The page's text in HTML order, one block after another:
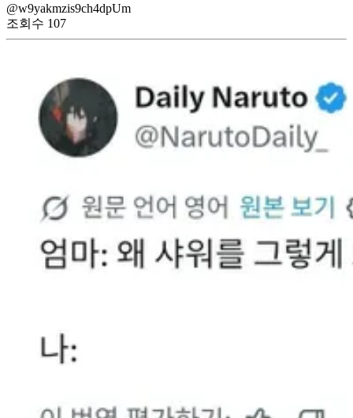
@w9yakmzis9ch4dpUm
조회수 107